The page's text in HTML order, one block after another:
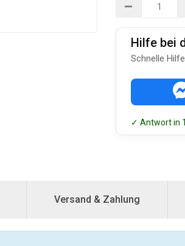
Hilfe bei
Schnelle
✓ Antwort in
Versand & Zahlung